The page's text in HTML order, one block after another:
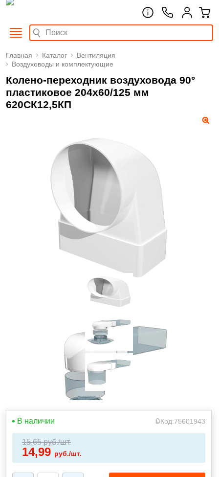
Главная Каталог
Вентиляция
Воздуховоды и комплектующие
Колено-переходник воздуховода 90°
пластиковое 204х60/125 мм
620СК12,5КП
В наличии Код:75601943
15,65руб./шт.
14,99 руб./шт.